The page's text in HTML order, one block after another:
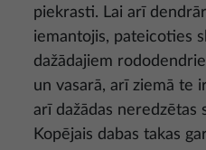
piekrasti. Lai arī
iemantojis, pateicoties
dažādajiem
un vasarā, arī ziemā te
arī dažādas neredzētas
Kopējais dabas takas